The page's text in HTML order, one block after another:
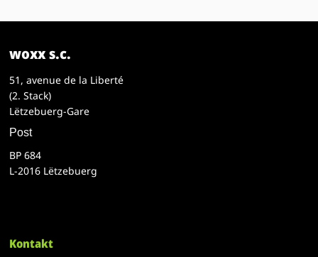
woxx s.c.
51, avenue de la Liberté
(2. Stack)
Lëtzebuerg-Gare
Post
BP 684
L-2016 Lëtzebuerg
Kontakt